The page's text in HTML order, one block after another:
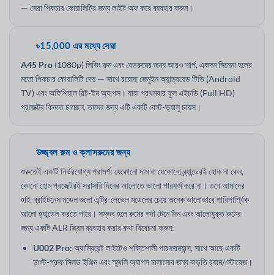
— সেরা পিকচার কোয়ালিটির জন্য লাইট অফ করে ব্যবহার করুন।
৳15,000 এর মধ্যে সেরা
A45 Pro (1080p) লিভিং রুম এবং বেডরুমের জন্য আরও শার্প, একদম সিনেমা হলের
মতো পিকচার কোয়ালিটি দেয় — সাথে রয়েছে জেনুইন অ্যান্ড্রয়েড টিভি (Android
TV) এবং অফিশিয়াল বিল্ট-ইন অ্যাপস। যারা প্রথমবার ফুল এইচডি (Full HD)
প্রজেক্টর কিনতে চাচ্ছেন, তাদের জন্য এটি একটি বেস্ট-ভ্যালু চয়েস।
উজ্জ্বল রুম ও ক্লাসরুমের জন্য
শুরুতেই একটি নির্ভরযোগ্য পরামর্শ: যেকোনো দাম বা যেকোনো ব্র্যান্ডেরই হোক না কেন,
কোনো হোম প্রজেক্টরই সরাসরি দিনের আলোতে ভালো পারফর্ম করে না। তবে আমাদের
হাই-ব্রাইটনেস মডেল গুলো এন্ট্রি-লেভেল মডেলের চেয়ে অনেক ভালোভাবে পারিপার্শ্বিক
আলো হ্যান্ডেল করতে পারে। সম্ভব হলে রুমের পর্দা টেনে দিন এবং আলোযুক্ত রুমের
জন্য একটি ALR স্ক্রিন ব্যবহার করার কথা বিবেচনা করুন:
U002 Pro: অ্যাম্বিয়েন্ট লাইটেও শক্তিশালী পারফরম্যান্স, সাথে আছে একটি
ডাস্ট-প্রুফ সিলড ইঞ্জিন এবং স্মুথলি অ্যাপস চালানোর জন্য বাড়তি র‍্যাম/স্টোরেজ।